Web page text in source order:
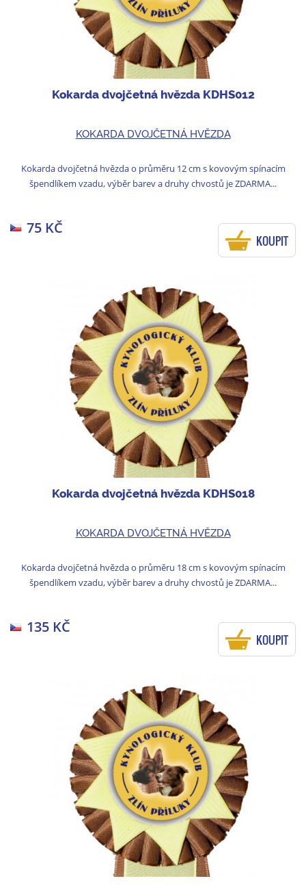
Kokarda dvojčetná hvězda KDHS012
KOKARDA DVOJČETNÁ HVĚZDA
Kokarda dvojčetná hvězda o průměru 12 cm s kovovým spínacím
špendlíkem vzadu, výběr barev a druhy chvostů je ZDARMA...
75 KČ
KOUPIT
Kokarda dvojčetná hvězda KDHS018
KOKARDA DVOJČETNÁ HVĚZDA
Kokarda dvojčetná hvězda o průměru 18 cm s kovovým spínacím
špendlíkem vzadu, výběr barev a druhy chvostů je ZDARMA...
135 KČ
KOUPIT